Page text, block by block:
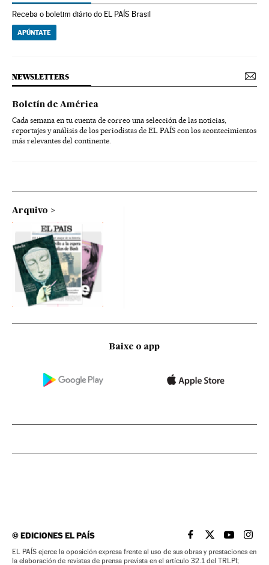
Receba o boletim diário do EL PAÍS Brasil
APÚNTATE
NEWSLETTERS
Boletín de América
Cada semana en tu cuenta de correo una selección de las noticias,
reportajes y análisis de los periodistas de EL PAÍS con los acontecimientos
más relevantes del continente.
Arquivo
Baixe o app
©EDICIONES EL PAÍS EL PAÍS BRASIL EN
EL PAÍSEL PAÍS
EL
EL PAÍS ejerce la oposición expresa frente al uso de sus obras y prestaciones en
la elaboración de revistas de prensa prevista en el artículo 32.1 del TRLPI;